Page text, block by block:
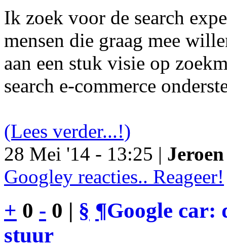
Ik zoek voor de search
mensen die graag mee
aan een stuk visie op
search e-commerce
(Lees verder...!)
28 Mei '14 - 13:25 |
Googley reacties.. Reageer!
+ 0 - 0 | § ¶Google car:
stuur